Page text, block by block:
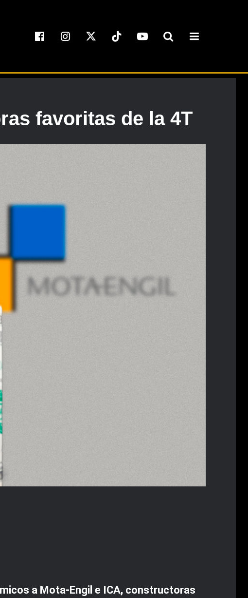
favoritas de la 4T
a Mota-Engil e ICA, constructoras